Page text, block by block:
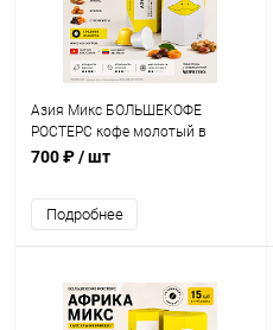
Азия Микс БОЛЬШЕКОФЕ
РОСТЕРС кофе молотый в
капсулах Nespresso, упак. 15 шт.
700 ₽/ шт
Подробнее